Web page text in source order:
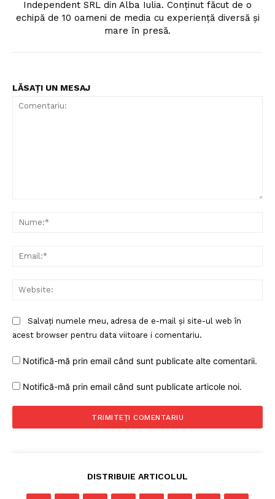
Independent SRL din Alba Iulia. Conținut făcut de o
echipă de 10 oameni de media cu experiență diversă și
mare în presă.
LĂSAȚI UN MESAJ
Salvați numele meu, adresa de e-mail și site-ul web în
acest browser pentru data viitoare i comentariu.
Notifică-mă prin email când sunt publicate alte comentarii.
Notifică-mă prin email când sunt publicate articole noi.
DISTRIBUIE ARTICOLUL